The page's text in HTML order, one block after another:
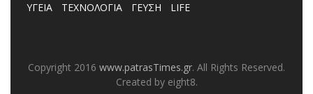
ΥΓΕΙΑ
ΤΕΧΝΟΛΟΓΙΑ ΓΕΥΣΗ LIFE
Copyright 2016 www.patrasTimes.gr. All Rights Reserved.
Created by eight8.